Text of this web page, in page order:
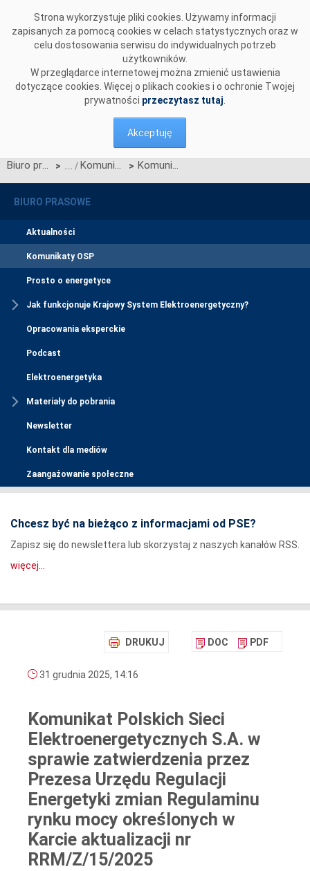
Strona wykorzystuje pliki cookies. Używamy informacji
zapisanych za pomocą cookies w celach statystycznych oraz w
celu dostosowania serwisu do indywidualnych potrzeb
użytkowników.
W przeglądarce internetowej można zmienić ustawienia
dotyczące cookies. Więcej o plikach cookies i o ochronie Twojej
prywatności przeczytasz tutaj
Akceptuję
Biuro prasowe > Komunikaty OSP > Komunikat Polskich Sieci Elektroenergetycznych S.A. w sprawie zatwierdzenia przez Prezesa Urzędu Regulacji Energetyki zmian Regulaminu rynku mocy określonych w Karcie aktualizacji nr RRM/Z/15/2025
BIURO PRASOWE
Aktualności
Komunikaty OSP
Prosto o energetyce
Jak funkcjonuje Krajowy System Elektroenergetyczny?
Opracowania eksperckie
Podcast
Elektroenergetyka
Materiały do pobrania
Newsletter
Kontakt dla mediów
Zaangażowanie społeczne
Chcesz być na bieżąco z informacjami od PSE?
Zapisz się do newslettera lub skorzystaj z naszych kanałów RSS.
więcej...
DRUKUJ DOC PDF
31 grudnia 2025, 14:16
Komunikat Polskich Sieci
Elektroenergetycznych S.A. w
sprawie zatwierdzenia przez
Prezesa Urzędu Regulacji
Energetyki zmian Regulaminu
rynku mocy określonych w
Karcie aktualizacji nr
RRM/Z/15/2025